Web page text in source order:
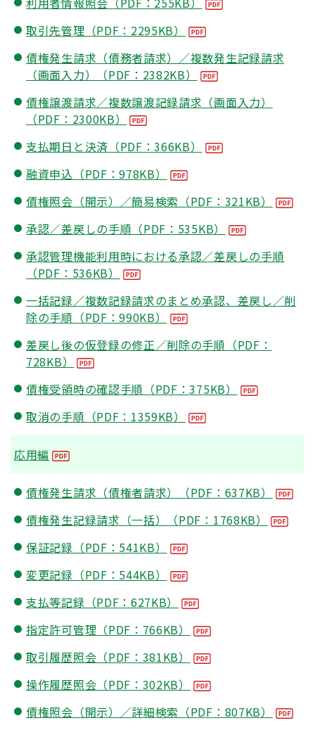
取引先管理（PDF：2295KB）
債権発生請求（債務者請求）／複数発生記録請求
（画面入力）（PDF：2382KB）
債権譲渡請求／複数譲渡記録請求（画面入力）
（PDF：2300KB）
支払期日と決済（PDF：366KB）
融資申込（PDF：978KB）
債権照会（開示）／簡易検索（PDF：321KB）
承認／差戻しの手順（PDF：535KB）
承認管理機能利用時における承認／差戻しの手順
（PDF：536KB）
一括記録／複数記録請求のまとめ承認、差戻し／削
除の手順（PDF：990KB）
差戻し後の仮登録の修正／削除の手順（PDF：
728KB）
債権受領時の確認手順（PDF：375KB）
取消の手順（PDF：1359KB）
応用編
債権発生請求（債権者請求）（PDF：637KB）
債権発生記録請求（一括）（PDF：1768KB）
保証記録（PDF：541KB）
変更記録（PDF：544KB）
支払等記録（PDF：627KB）
指定許可管理（PDF：766KB）
取引履歴照会（PDF：381KB）
操作履歴照会（PDF：302KB）
債権照会（開示）／詳細検索（PDF：807KB）